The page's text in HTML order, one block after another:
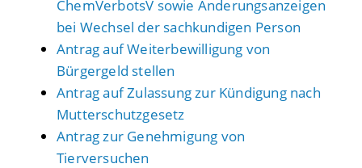
ChemVerbotsV sowie Änderungsanzeigen
bei Wechsel der sachkundigen Person
Antrag auf Weiterbewilligung von
Bürgergeld stellen
Antrag auf Zulassung zur Kündigung nach
Mutterschutzgesetz
Antrag zur Genehmigung von
Tierversuchen